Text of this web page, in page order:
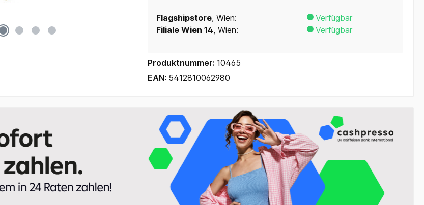
Flagshipstore, Wien:
Verfügbar
Filiale Wien 14, Wien: Verfügbar
Produktnummer: 10465
EAN: 5412810062980